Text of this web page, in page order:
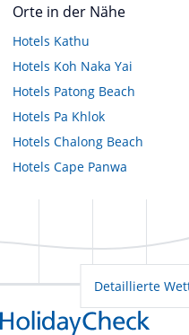
Orte in der Nähe
Hotels Kathu
Hotels Koh Naka Yai
Hotels Patong Beach
Hotels Pa Khlok
Hotels Chalong Beach
Hotels Cape Panwa
Detaillierte